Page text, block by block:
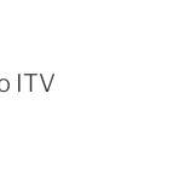
ITV